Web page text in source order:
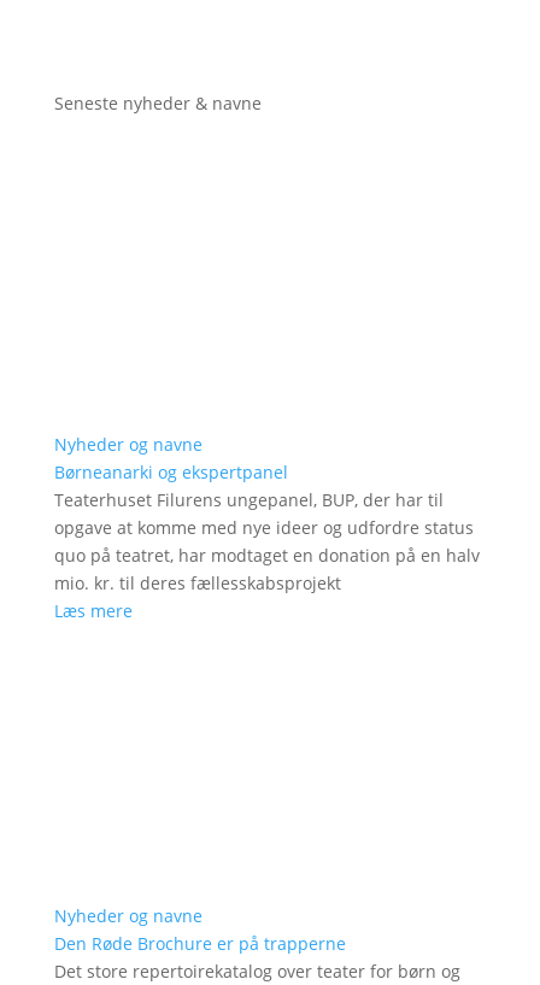
Seneste nyheder & navne
Nyheder og navne
Børneanarki og ekspertpanel
Teaterhuset Filurens ungepanel, BUP, der har til
opgave at komme med nye ideer og udfordre status
quo på teatret, har modtaget en donation på en halv
mio. kr. til deres fællesskabsprojekt
Læs mere
Nyheder og navne
Den Røde Brochure er på trapperne
Det store repertoirekatalog over teater for børn og